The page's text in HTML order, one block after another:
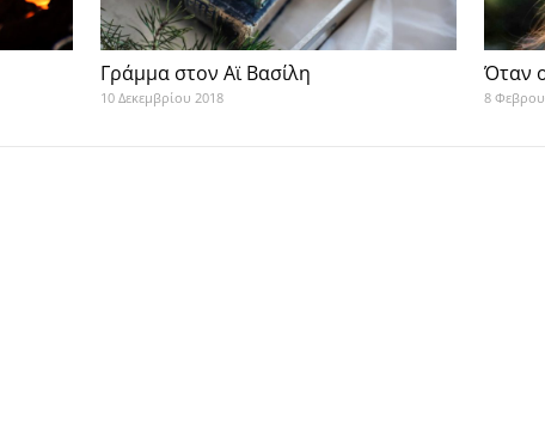
Γράμμα στον Αϊ Βασίλη
10 Δεκεμβρίου 2018
Όταν
8